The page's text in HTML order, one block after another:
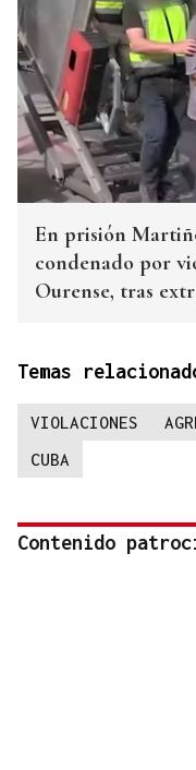
En prisión
condenado por
Ourense, tras
Temas
VIOLACIONES
CUBA
Contenido